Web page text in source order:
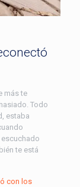
más te
Todo
estaba
escuchado
te está
con los